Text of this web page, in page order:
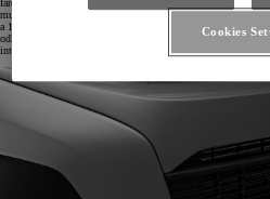
farebný digitálny prístrojový panel, ktorý zreteľne zobrazuje
multimediálny zážitok vám sprostredkuje informačno-
a 10-palcovou dotykovou obrazovkou s vysokým rozlíšením.
odkladacie priestory na prístrojovej doske a štýlové
interiéru.
Cookies